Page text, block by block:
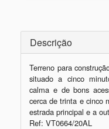
Descrição
Terreno para
situado a cinco
calma e de bons
cerca de trinta e cinco
estrada principal e a
Ref: VT0664/20AL